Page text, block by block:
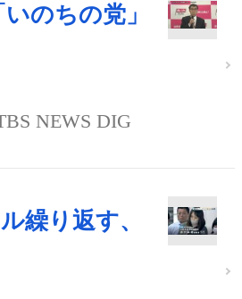
のちの党」
NEWS DIG
繰り返す、